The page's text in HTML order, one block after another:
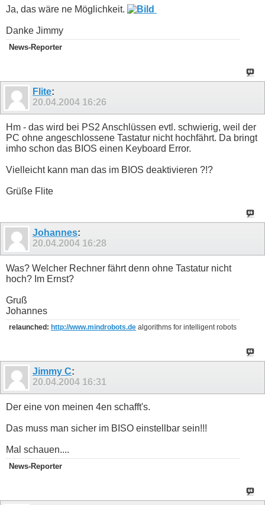
Ja, das wäre ne Möglichkeit.
Danke Jimmy
News-Reporter
Flite:
20.04.2004 16:26
Hm - das wird bei PS2 Anschlüssen evtl. schwierig, weil der
PC ohne angeschlossene Tastatur nicht hochfährt. Da bringt
imho schon das BIOS einen Keyboard Error.
Vielleicht kann man das im BIOS deaktivieren ?!?
Grüße Flite
Johannes:
20.04.2004 16:28
Was? Welcher Rechner fährt denn ohne Tastatur nicht
hoch? Im Ernst?
Gruß
Johannes
relaunched: http://www.mindrobots.de algorithms for intelligent robots
Jimmy C:
20.04.2004 16:31
Der eine von meinen 4en schafft's.
Das muss man sicher im BISO einstellbar sein!!!
Mal schauen....
News-Reporter